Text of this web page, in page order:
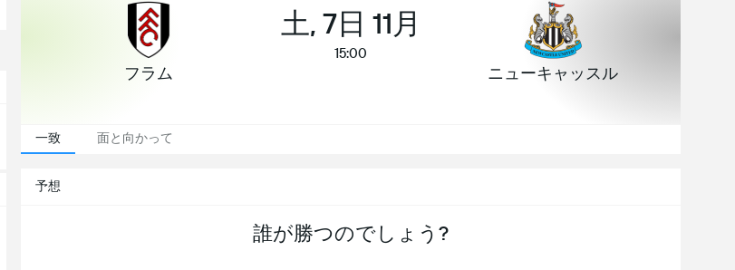
フラム
土, 7日 11月
15:00
ニューキャッスル
一致 面と向かって
予想
誰が勝つのでしょう?